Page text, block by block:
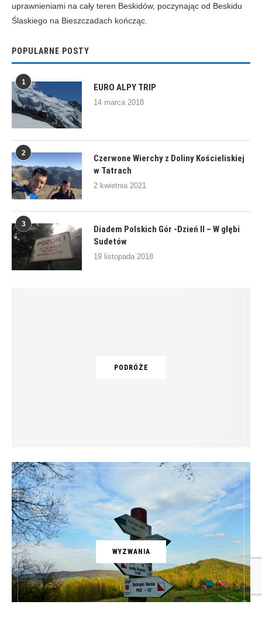
uprawnieniami na cały teren Beskidów, poczynając od Beskidu
Ślaskiego na Bieszczadach kończąc.
POPULARNE POSTY
1 EURO ALPY TRIP
14 marca 2018
2
Czerwone Wierchy z Doliny Kościeliskiej
w Tatrach
2 kwietnia 2021
3
Diadem Polskich Gór -Dzień II – W głębi
Sudetów
19 listopada 2018
PODRÓŻE
WYZWANIA